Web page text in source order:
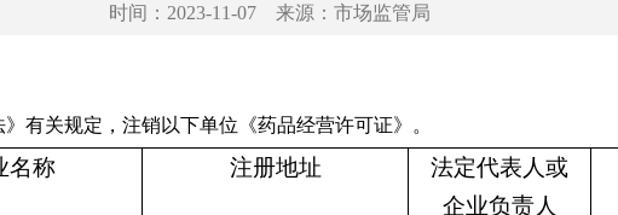
时间：2023-11-07 来源：市场监管局
有关规定，注销以下单位《药品经营许可证》。
名称 注册地址
法定代表人或
企业负责人